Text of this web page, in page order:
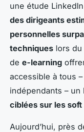
une étude
des dirigeants
personnelles
techniques lors
de e-learning
accessible à tous
indépendants – un
ciblées sur les soft
Aujourd’hui, près